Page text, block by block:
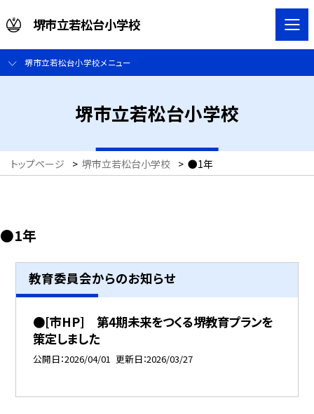
堺市立若松台小学校
堺市立若松台小学校メニュー
堺市立若松台小学校
トップページ > 堺市立若松台小学校 > ●1年
●1年
教育委員会からのお知らせ
●[市HP] 第4期未来をつくる堺教育プランを
策定しました
公開日 2026/04/01 更新日 2026/03/27